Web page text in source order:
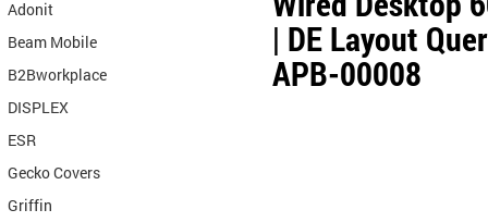
| DE Layout
APB-00008
Adonit
Beam Mobile
B2Bworkplace
DISPLEX
ESR
Gecko Covers
Griffin